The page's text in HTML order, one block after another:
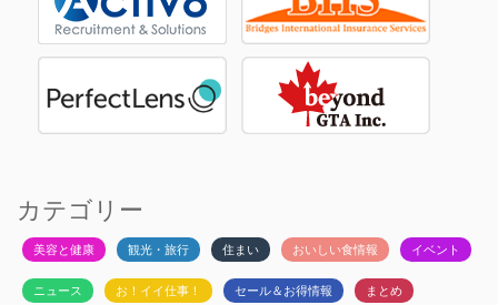
カテゴリー
美容と健康 観光・旅行 住まい おいしい食情報 イベント
ニュース お！イイ仕事！ セール＆お得情報 まとめ